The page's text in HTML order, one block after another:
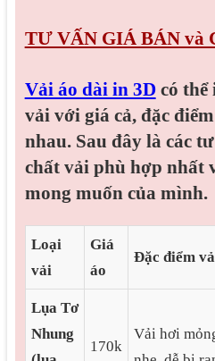
TƯ VẤN GIÁ BÁN và
Vải áo dài in 3Dcó thể
vải với giá cả, đặc
nhau. Sau đây là các
chất vải phù hợp nhất
mong muốn của mình.
Loại
vải
Giá
áo
Đặc điểm
Lụa Tơ
Nhung
170k
Vải hơi